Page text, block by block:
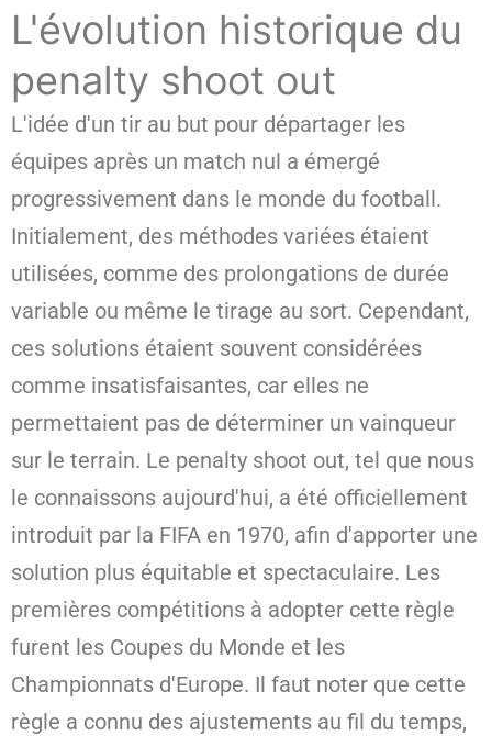
L'évolution historique du
penalty shoot out
L'idée d'un tir au but pour départager les
équipes après un match nul a émergé
progressivement dans le monde du football.
Initialement, des méthodes variées étaient
utilisées, comme des prolongations de durée
variable ou même le tirage au sort. Cependant,
ces solutions étaient souvent considérées
comme insatisfaisantes, car elles ne
permettaient pas de déterminer un vainqueur
sur le terrain. Le penalty shoot out, tel que nous
le connaissons aujourd'hui, a été officiellement
introduit par la FIFA en 1970, afin d'apporter une
solution plus équitable et spectaculaire. Les
premières compétitions à adopter cette règle
furent les Coupes du Monde et les
Championnats d'Europe. Il faut noter que cette
règle a connu des ajustements au fil du temps,